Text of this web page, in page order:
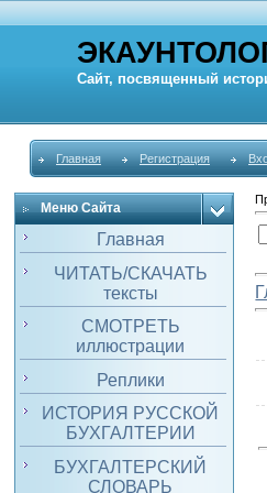
Сайт, посвященный
Главная Регистрация
Меню Сайта
Главная
ЧИТАТЬ/СКАЧАТЬ
тексты
СМОТРЕТЬ
иллюстрации
Реплики
ИСТОРИЯ РУССКОЙ
БУХГАЛТЕРИИ
БУХГАЛТЕРСКИЙ
СЛОВАРЬ